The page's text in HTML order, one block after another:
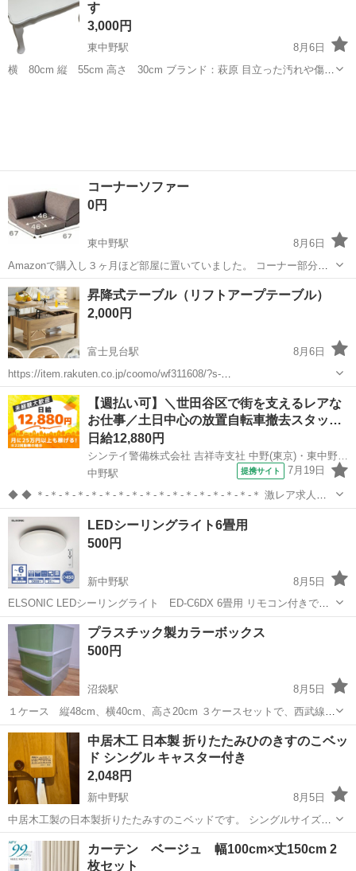
す
3,000円
東中野駅
8月6日
横 80cm 縦 55cm 高さ 30cm ブランド：萩原 目立った汚れや傷な
コーナーソファー
0円
東中野駅
8月6日
Amazonで購入し３ヶ月ほど部屋に置いていました。 コーナー部分は
使い勝手が悪いので、出品しました。 ご入用の方よろしくお願いしま
す。
東京 中野区 東中野駅 ソファ
昇降式テーブル（リフトアープテーブル）
2,000円
富士見台駅
8月6日
https://item.rakuten.co.jp/coomo/wf311608/?s-
id=bh_pc_item_list_image 今年4月に購入しました。 状態は良好で
す。 自宅まで取りに来ていただける方...
東京 中野区 富士見台駅 テーブル
【週払い可】＼世田谷区で街を支えるレアな
お仕事／土日中心の放置自転車撤去スタッ…
日給12,880円
シンテイ警備株式会社 吉祥寺支社 中野(東京)・東中野・中野坂上(23)エリア/A3203200118
中野駅
提携サイト 7月19日
◆ ◆ ＊-＊-＊-＊-＊-＊-＊-＊-＊-＊-＊-＊-＊-＊-＊-＊-＊ 激レア求人★
放置自転車の撤去作業員大募集！ 普通自動車を運転できる方優遇◎
＊-＊-＊-＊-＊-＊-＊-＊-＊-＊-＊-＊-＊-＊-＊-＊-＊ ...
東京 中野区 警備員
LEDシーリングライト6畳用
500円
新中野駅
8月5日
ELSONIC LEDシーリングライト ED-C6DX 6畳用 リモコン付きで
す。 あまり使っておらず美品かなと思います。 購入時の照明について
いるシールはそのままにしているので、剥がしてご利用ください。 新
中野駅付近で...
東京 中野区 照明器具 シーリングライト
プラスチック製カラーボックス
500円
沼袋駅
8月5日
１ケース 縦48cm、横40cm、高さ20cm ３ケースセットで、西武線沼
袋駅前まで取りにきていただける方にお譲りします。 よろしくおねが
いします。
東京 中野区 沼袋駅 収納家具
中居木工 日本製 折りたたみひのきすのこベッ
ド シングル キャスター付き
2,048円
新中野駅
8月5日
中居木工製の日本製折りたたみすのこベッドです。 シングルサイズ・
天然木（ひのきすのこ）・キャスター付き。 折りたたむと自立し、小
スペースで収納できます。布団干しとしても使用可能です。 通常使用
に伴う小傷はありますが、使...
東京 中野区 ひのき
カーテン ベージュ 幅100cm×丈150cm 2
枚セット